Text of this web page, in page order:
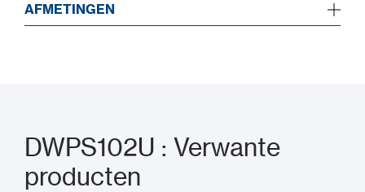
AFMETINGEN
DWPS102U : Verwante
producten